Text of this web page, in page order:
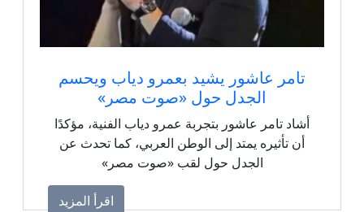
تامر عاشور يشيد بعمرو دياب ويحسم
الجدل حول «صوت مصر»
أشاد تامر عاشور بتجربة عمرو دياب الفنية، مؤكدًا
أن تأثيره يمتد إلى الوطن العربي، كما تحدث عن
الجدل حول لقب «صوت مصر»
اقرأ المزيد